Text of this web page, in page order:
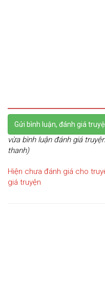
Gửi bình luận, đánh giá
vừa bình luận đánh giá
thanh)
Hiện chưa đánh giá cho
giá truyện